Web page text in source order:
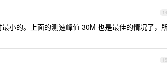
14
小的。上面的测速峰值 30M 也是最佳的情况了，
15